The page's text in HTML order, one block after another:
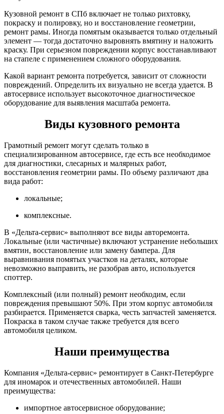
Кузовной ремонт в СПб включает не только рихтовку,
покраску и полировку, но и восстановление геометрии,
ремонт рамы. Иногда помятым оказывается только отдельный
элемент — тогда достаточно выровнять вмятину и наложить
краску. При серьезном повреждении корпус восстанавливают
на стапеле с применением сложного оборудования.
Какой вариант ремонта потребуется, зависит от сложности
повреждений. Определить их визуально не всегда удается. В
автосервисе использует высокоточное диагностическое
оборудование для выявления масштаба ремонта.
Виды кузовного ремонта
Грамотный ремонт могут сделать только в
специализированном автосервисе, где есть все необходимое
для диагностики, слесарных и малярных работ,
восстановления геометрии рамы. По объему различают два
вида работ:
локальные;
комплексные.
В «Дельта-сервис» выполняют все виды авторемонта.
Локальные (или частичные) включают устранение небольших
вмятин, восстановление или замену бампера. Для
выравнивания помятых участков на деталях, которые
невозможно выправить, не разобрав авто, используется
споттер.
Комплексный (или полный) ремонт необходим, если
повреждения превышают 50%. При этом корпус автомобиля
разбирается. Применяется сварка, честь запчастей заменяется.
Покраска в таком случае также требуется для всего
автомобиля целиком.
Наши преимущества
Компания «Дельта-сервис» ремонтирует в Санкт-Петербурге
для иномарок и отечественных автомобилей. Наши
преимущества:
импортное автосервисное оборудование;